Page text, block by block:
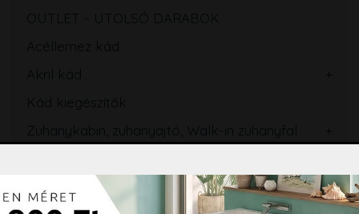
OUTLET - UTOLSÓ DARABOK
Acéllemez kád
Akril kád
Kád kiegészítők
Zuhanykabin, zuhanyajtó, Walk-in zuhanyfal
Zuhanytálca